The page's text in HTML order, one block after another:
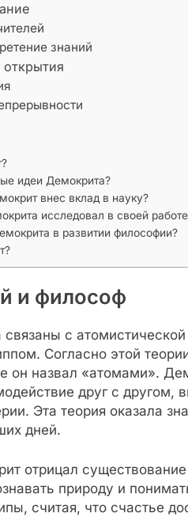
знаний
идеи Демокрита?
внес вклад в науку?
исследовал в своей
в развитии философии?
и философ
с
Согласно этой
он назвал «атомами».
друг с
Эта теория оказала
дней.
отрицал
природу и
считая, что счастье